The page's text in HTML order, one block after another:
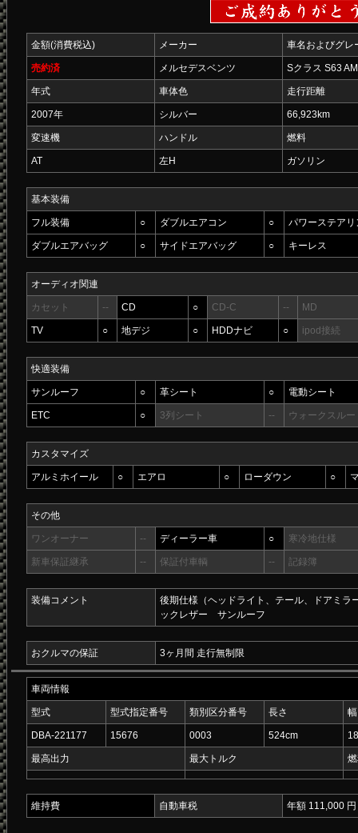
金額(消費税込) メーカー 車名およびグレ
売約済 メルセデスベンツ Sクラス S63
年式 車体色 走行距離
2007年 シルバー 66,923km
変速機 ハンドル 燃料
AT 左H ガソリン
基本装備
フル装備 ○ ダブルエアコン ○ パワーステアリ
ダブルエアバッグ ○ サイドエアバッグ ○ キーレス
オーディオ関連
カセット -- CD ○ CD-C -- MD
TV ○ 地デジ ○ HDDナビ ○ ipod接続
快適装備
サンルーフ ○ 革シート ○ 電動シート
ETC ○ 3列シート -- ウォークスルー
カスタマイズ
アルミホイール ○ エアロ ○ ローダウン ○
その他
ワンオーナー -- ディーラー車 ○ 寒冷地仕様
新車保証継承 -- 保証付車輌 -- 記録簿
装備コメント
後期仕様（ヘッドライト、テール、ドア
ックレザー サンルーフ
おクルマの保証 3ヶ月間 走行無制限
車両情報
型式 型式指定番号 類別区分番号 長さ 幅
DBA-221177 15676 0003 524cm
最高出力 最大トルク
維持費 自動車税 年額 111,000 円